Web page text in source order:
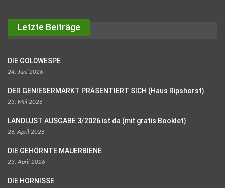
Letzte Beiträge
DIE GOLDWESPE
24. Juni 2026
DER GENIEßERMARKT PRÄSENTIERT SICH (Haus Ripshorst)
23. Mai 2026
LANDLUST AUSGABE 3/2026 ist da (mit gratis Booklet)
26. April 2026
DIE GEHÖRNTE MAUERBIENE
23. April 2026
DIE HORNISSE